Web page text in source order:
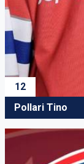
12
Pollari Tino